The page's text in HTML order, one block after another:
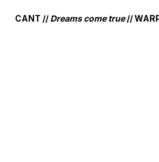
CANT // Dreams come true//